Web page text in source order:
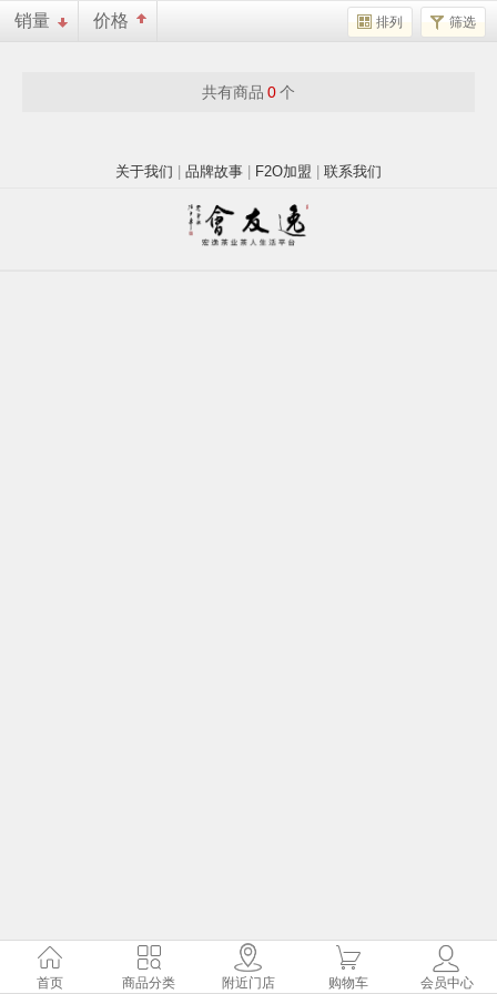
销量 价格 排列 筛选
共有商品 0个
关于我们 品牌故事 F2O加盟 联系我们
首页 商品分类 附近门店 购物车 会员中心